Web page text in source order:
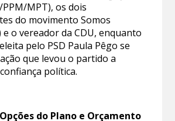
PPM/MPT), os dois
do movimento Somos
e o vereador da CDU, enquanto
pelo PSD Paula Pêgo se
que levou o partido a
política.
do Plano e Orçamento